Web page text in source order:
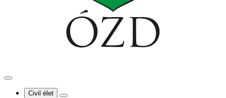
Civil élet